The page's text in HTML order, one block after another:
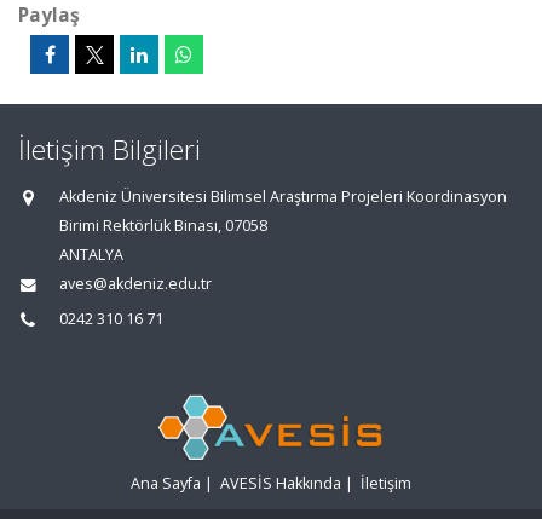
Paylaş
İletişim Bilgileri
Akdeniz Üniversitesi Bilimsel Araştırma Projeleri Koordinasyon
Birimi Rektörlük Binası, 07058
ANTALYA
aves@akdeniz.edu.tr
0242 310 16 71
Ana Sayfa | AVESİS Hakkında | İletişim